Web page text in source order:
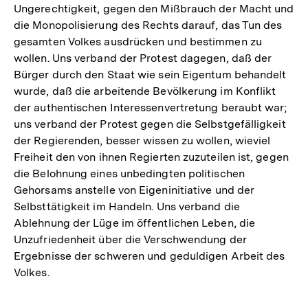
Ungerechtigkeit, gegen den Mißbrauch der Macht und
die Monopolisierung des Rechts darauf, das Tun des
gesamten Volkes ausdrücken und bestimmen zu
wollen. Uns verband der Protest dagegen, daß der
Bürger durch den Staat wie sein Eigentum behandelt
wurde, daß die arbeitende Bevölkerung im Konflikt
der authentischen Interessenvertretung beraubt war;
uns verband der Protest gegen die Selbstgefälligkeit
der Regierenden, besser wissen zu wollen, wieviel
Freiheit den von ihnen Regierten zuzuteilen ist, gegen
die Belohnung eines unbedingten politischen
Gehorsams anstelle von Eigeninitiative und der
Selbsttätigkeit im Handeln. Uns verband die
Ablehnung der Lüge im öffentlichen Leben, die
Unzufriedenheit über die Verschwendung der
Ergebnisse der schweren und geduldigen Arbeit des
Volkes.